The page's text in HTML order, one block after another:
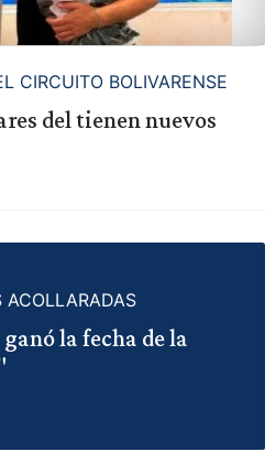
CIRCUITO BOLIVARENSE
del tienen nuevos
la fecha de la